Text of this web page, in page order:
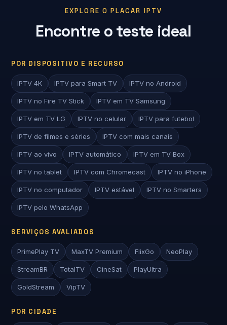
EXPLORE O PLACAR IPTV
Encontre o teste ideal
POR DISPOSITIVO E RECURSO
IPTV 4K IPTV para Smart TV IPTV no Android
IPTV no Fire TV Stick IPTV em TV Samsung
IPTV em TV LG IPTV no celular IPTV para futebol
IPTV de filmes e séries IPTV com mais canais
IPTV ao vivo IPTV automático IPTV em TV Box
IPTV no tablet IPTV com Chromecast IPTV no iPhone
IPTV no computador IPTV estável IPTV no Smarters
IPTV pelo WhatsApp
SERVIÇOS AVALIADOS
PrimePlay TV MaxTV Premium FlixGo NeoPlay
StreamBR TotalTV CineSat PlayUltra
GoldStream VipTV
POR CIDADE